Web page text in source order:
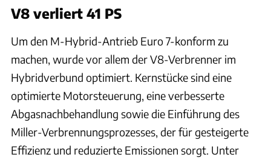
V8 verliert 41 PS
Um den M-Hybrid-Antrieb Euro 7-konform zu
machen, wurde vor allem der V8-Verbrenner im
Hybridverbund optimiert. Kernstücke sind eine
optimierte Motorsteuerung, eine verbesserte
Abgasnachbehandlung sowie die Einführung des
Miller-Verbrennungsprozesses, der für gesteigerte
Effizienz und reduzierte Emissionen sorgt. Unter